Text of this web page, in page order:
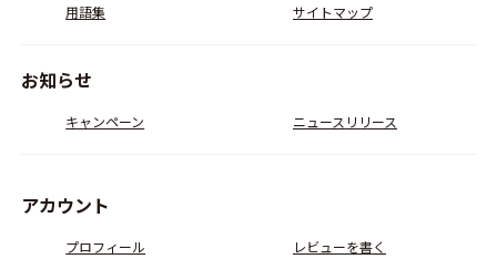
用語集
サイトマップ
お知らせ
キャンペーン ニュースリリース
アカウント
プロフィール
レビューを書く